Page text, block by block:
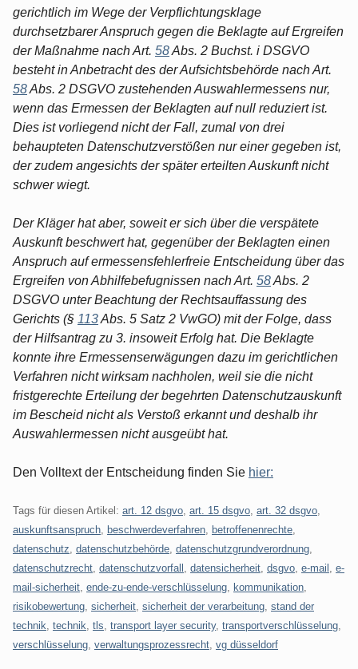
gerichtlich im Wege der Verpflichtungsklage
durchsetzbarer Anspruch gegen die Beklagte auf Ergreifen
der Maßnahme nach Art. 58Abs. 2 Buchst. i DSGVO
besteht in Anbetracht des der Aufsichtsbehörde nach Art.
58Abs. 2 DSGVO zustehenden Auswahlermessens nur,
wenn das Ermessen der Beklagten auf null reduziert ist.
Dies ist vorliegend nicht der Fall, zumal von drei
behaupteten Datenschutzverstößen nur einer gegeben ist,
der zudem angesichts der später erteilten Auskunft nicht
schwer wiegt.
Der Kläger hat aber, soweit er sich über die verspätete
Auskunft beschwert hat, gegenüber der Beklagten einen
Anspruch auf ermessensfehlerfreie Entscheidung über das
Ergreifen von Abhilfebefugnissen nach Art. 58Abs. 2
DSGVO unter Beachtung der Rechtsauffassung des
Gerichts (§ 113Abs. 5 Satz 2 VwGO) mit der Folge, dass
der Hilfsantrag zu 3. insoweit Erfolg hat. Die Beklagte
konnte ihre Ermessenserwägungen dazu im gerichtlichen
Verfahren nicht wirksam nachholen, weil sie die nicht
fristgerechte Erteilung der begehrten Datenschutzauskunft
im Bescheid nicht als Verstoß erkannt und deshalb ihr
Auswahlermessen nicht ausgeübt hat.
Den Volltext der Entscheidung finden Sie hier:
Tags für diesen Artikel: art. 12 dsgvo art. 15 dsgvo art. 32 dsgvo
auskunftsanspruch
beschwerdeverfahren betroffenenrechte
datenschutz datenschutzbehörde datenschutzgrundverordnung
datenschutzrecht datenschutzvorfall datensicherheit dsgvo e-mail
e-
mail-sicherheit ende-zu-ende-verschlüsselung kommunikation
risikobewertung sicherheit sicherheit der verarbeitung stand der
technik technik tls transport layer security, transportverschlüsselung
verschlüsselung verwaltungsprozessrecht vg düsseldorf